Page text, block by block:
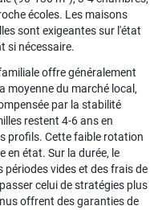
écoles. Les maisons
sont exigeantes sur l'état
si nécessaire.
offre généralement
moyenne du marché local,
par la stabilité
restent 4-6 ans en
profils. Cette faible rotation
en état. Sur la durée, le
vides et des frais de
celui de stratégies plus
offrent des garanties de